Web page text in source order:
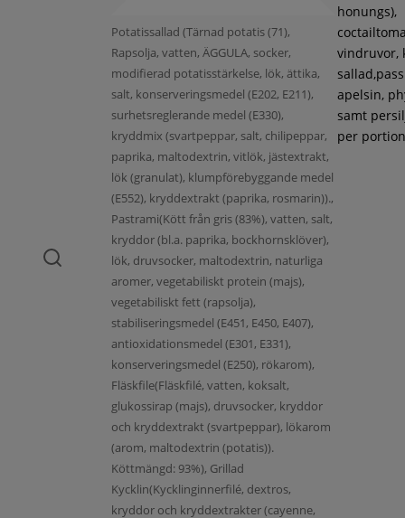
Potatissallad (Tärnad potatis (71),
Rapsolja, vatten, ÄGGULA, socker,
modifierad potatisstärkelse, lök, ättika,
salt, konserveringsmedel (E202, E211),
surhetsreglerande medel (E330),
kryddmix (svartpeppar, salt, chilipeppar,
paprika, maltodextrin, vitlök, jästextrakt,
lök (granulat), klumpförebyggande medel
(E552), kryddextrakt (paprika, rosmarin)).,
Pastrami(Kött från gris (83%), vatten, salt,
kryddor (bl.a. paprika, bockhornsklöver),
lök, druvsocker, maltodextrin, naturliga
aromer, vegetabiliskt protein (majs),
vegetabiliskt fett (rapsolja),
stabiliseringsmedel (E451, E450, E407),
antioxidationsmedel (E301, E331),
konserveringsmedel (E250), rökarom),
Fläskfile(Fläskfilé, vatten, koksalt,
glukossirap (majs), druvsocker, kryddor
och kryddextrakt (svartpeppar), lökarom
(arom, maltodextrin (potatis)).
Köttmängd: 93%), Grillad
Kycklin(Kycklinginnerfilé, dextros,
kryddor och kryddextrakter (cayenne,
honungs),
vindruvor,
apelsin,
samt
per